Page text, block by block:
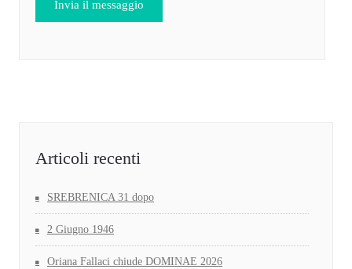
Articoli recenti
SREBRENICA 31 dopo
2 Giugno 1946
Oriana Fallaci chiude DOMINAE 2026